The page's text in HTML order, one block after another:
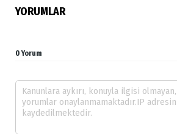
YORUMLAR
0 Yorum